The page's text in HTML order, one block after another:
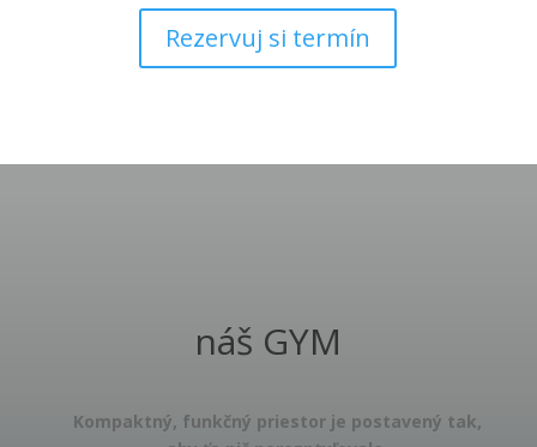
Rezervuj si termín
náš GYM
Kompaktný, funkčný priestor je postavený tak,